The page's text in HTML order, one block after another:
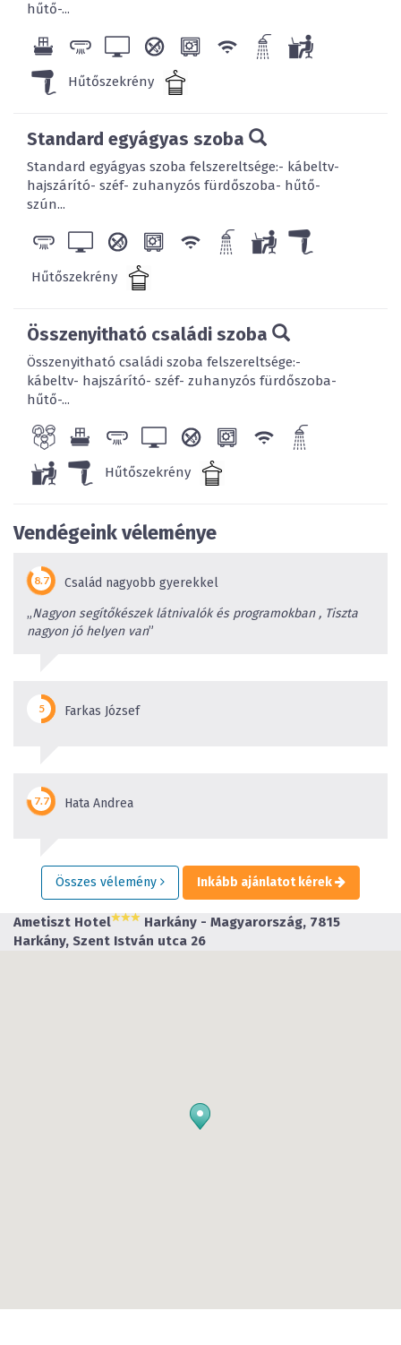
hűtő-...
Hűtőszekrény
Standard egyágyas szoba
Standard egyágyas szoba felszereltsége:- kábeltv-
hajszárító- széf- zuhanyzós fürdőszoba- hűtő-
szún...
Hűtőszekrény
Összenyitható családi szoba
Összenyitható családi szoba felszereltsége:-
kábeltv- hajszárító- széf- zuhanyzós fürdőszoba-
hűtő-...
Hűtőszekrény
Vendégeink véleménye
Család nagyobb gyerekkel
„Nagyon segítőkészek látnivalók és programokban , Tiszta
nagyon jó helyen van”
Farkas József
Hata Andrea
Összes vélemény Inkább ajánlatot kérek
Ametiszt Hotel
Harkány - Magyarország, 7815
Harkány, Szent István utca 26